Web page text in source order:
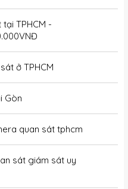
TPHCM -
ở TPHCM
Gòn
quan sát tphcm
sát giám sát uy